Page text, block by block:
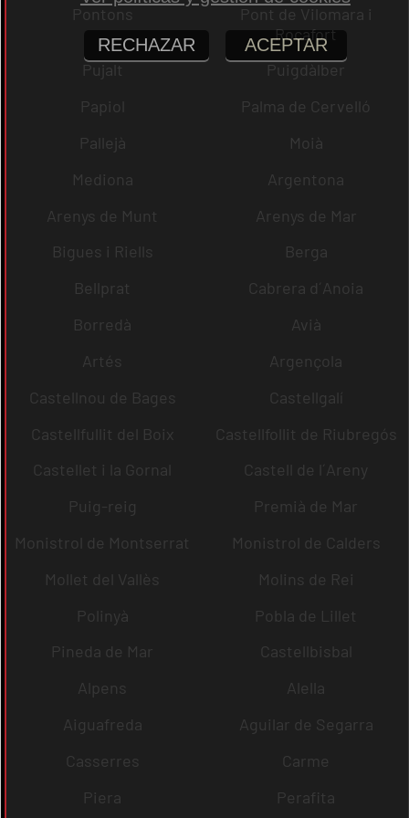
Pontons
Pont de Vilomara i
Rocafort
Pujalt
Puigdàlber
Papiol
Palma de Cervelló
Pallejà
Moià
Mediona
Argentona
Arenys de Munt
Arenys de Mar
Bigues i Riells
Berga
Bellprat
Cabrera d´Anoia
Borredà
Avià
Artés
Argençola
Castellnou de Bages
Castellgalí
Castellfullit del Boix
Castellfollit de Riubregós
Castellet i la Gornal
Castell de l´Areny
Puig-reig
Premià de Mar
Monistrol de Montserrat
Monistrol de Calders
Mollet del Vallès
Molins de Rei
Polinyà
Pobla de Lillet
Pineda de Mar
Castellbisbal
Alpens
Alella
Aiguafreda
Aguilar de Segarra
Casserres
Carme
Piera
Perafita
RECHAZAR ACEPTAR